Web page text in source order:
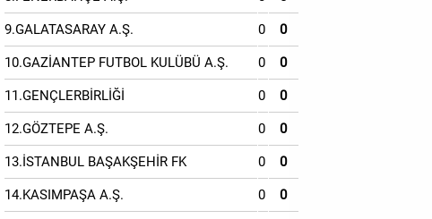
9.GALATASARAY A.Ş. 0 0
10.GAZİANTEP FUTBOL KULÜBÜ A.Ş. 0 0
11.GENÇLERBİRLİĞİ 0 0
12.GÖZTEPE A.Ş. 0 0
13.İSTANBUL BAŞAKŞEHİR FK 0 0
14.KASIMPAŞA A.Ş. 0 0